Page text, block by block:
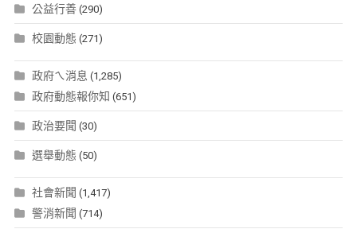
公益行善(290)
校園動態 (271)
政府ㄟ消息 (1,285)
政府動態報你知 (651)
政治要聞 (30)
選舉動態 (50)
社會新聞 (1,417)
警消新聞 (714)